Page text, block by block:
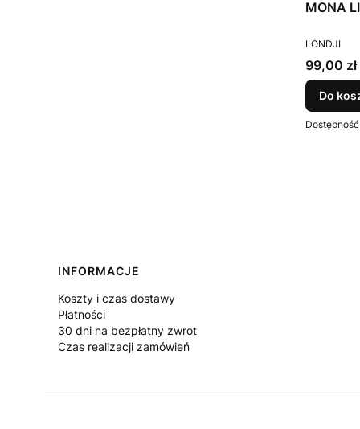
MONA
PRODUCENT
LONDJI
Cena
99,00 zł
Do
Linki w stopce
INFORMACJE
Koszty i czas dostawy
Płatności
30 dni na bezpłatny zwrot
Czas realizacji zamówień